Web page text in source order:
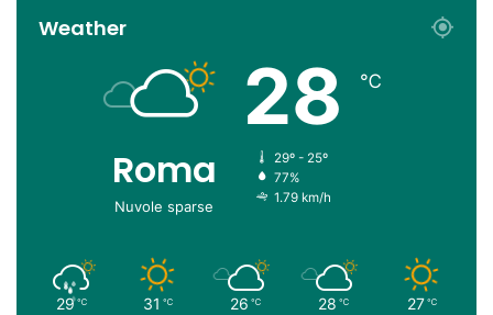
Weather
Roma
Nuvole sparse
28 ℃
29º - 25º
77%
1.79 km/h
29 ℃ 31 ℃ 26 ℃ 28 ℃ 27 ℃